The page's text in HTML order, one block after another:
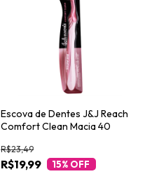
Escova de Dentes J&J Reach
Comfort Clean Macia 40
R$19,99
R$23,49
15% OFF